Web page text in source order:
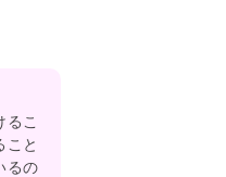
るこ
こと
るの